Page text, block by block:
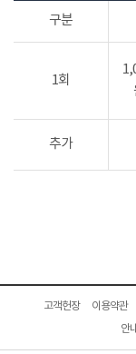
구분
1회
추가
고객헌장 이용약관
안